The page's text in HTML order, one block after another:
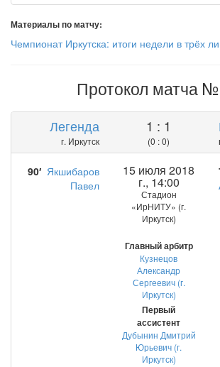
Материалы по матчу:
Чемпионат Иркутска: итоги недели в трёх
Протокол матча
Легенда
г. Иркутск
1 : 1
(0 : 0)
90′ Якшибаров
Павел
15 июля 2018
г., 14:00
Стадион
«ИрНИТУ» (г.
Иркутск)
Главный арбитр
Кузнецов
Александр
Сергеевич (г.
Иркутск)
Первый
ассистент
Дубынин Дмитрий
Юрьевич (г.
Иркутск)